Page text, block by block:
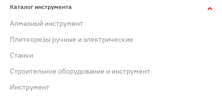
Каталог инструмента
Алмазный инструмент
Плиткорезы ручные и электрические
Станки
Строительное оборудование и инструмент
Инструмент